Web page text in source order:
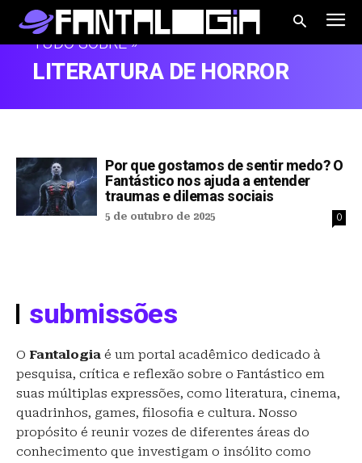
TUDO SOBRE »
LITERATURA DE HORROR
Por que gostamos de sentir medo? O
Fantástico nos ajuda a entender
traumas e dilemas sociais
5 de outubro de 2025 0
submissões
O Fantalogia é um portal acadêmico dedicado à
pesquisa, crítica e reflexão sobre o Fantástico em
suas múltiplas expressões, como literatura, cinema,
quadrinhos, games, filosofia e cultura. Nosso
propósito é reunir vozes de diferentes áreas do
conhecimento que investigam o insólito como